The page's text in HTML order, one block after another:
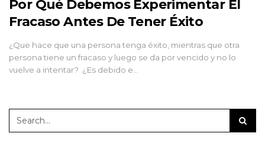
Por Qué Debemos Experimentar El
Fracaso Antes De Tener Éxito
¿Que hace que una persona tenga éxito, mientras que otra
persona tiene un fracaso y luego se da por vencido y no lo
vuelve a intentar? ¿Es debido e…